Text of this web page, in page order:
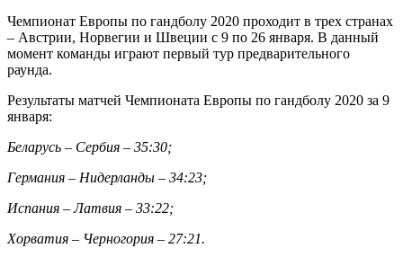
Чемпионат Европы по гандболу 2020 проходит в трех странах
– Австрии, Норвегии и Швеции с 9 по 26 января. В данный
момент команды играют первый тур предварительного
раунда.
Результаты матчей Чемпионата Европы по гандболу 2020 за 9
января:
Беларусь – Сербия – 35:30;
Германия – Нидерланды – 34:23;
Испания – Латвия – 33:22;
Хорватия – Черногория – 27:21.